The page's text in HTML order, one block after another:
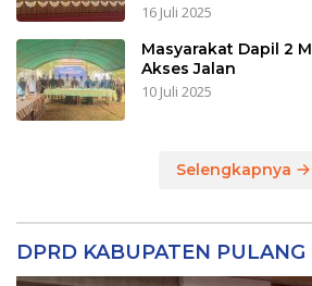
16 Juli 2025
Masyarakat Dapil 2
Akses Jalan
10 Juli 2025
Selengkapnya
DPRD KABUPATEN PULANG